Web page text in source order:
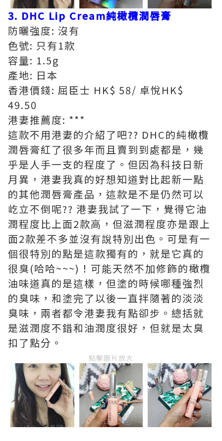
3. DHC Lip Cream純橄欖潤唇膏
防曬強度: 沒有
色號: 只有1款
容量: 1.5g
產地: 日本
香港價錢: 屈臣士 HK$ 58/ 卓悅HK$
49.50
港妻推薦度: ***
這款不用港妻的介紹了吧?? DHC的純橄欖
潤唇膏紅了很多年而且賣到到處都是，幾
乎是人手一支的程度了。但因為科技日新
月異，港妻我真的好想知道對比起新一點
的其他潤唇膏產品，這款是不是仍然可以
屹立不倒呢?? 港妻我試了一下，覺得它油
潤程度比上面2款高，但滋潤程度亦是跟上
面2款差不多並沒有說特別出色。可是有一
個很特別的點是這款獨有的，就是它真的
很臭(哈哈~~~)！可能天然不加修飾的橄欖
油味道真的是這樣，但塗的時候哪種強烈
的臭味，和塗完了以後一直拌隨著的淡淡
臭味，兩者都令港妻我有點卻步。總括就
是滋潤度不錯和油潤度很好，但就是太臭
扣了點分。
點擊圖片放大